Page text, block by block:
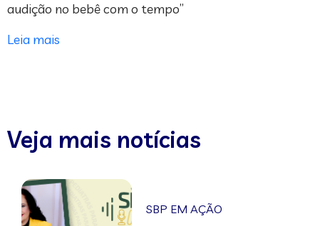
audição no bebê com o tempo”
Leia mais
Veja mais notícias
SBP EM AÇÃO